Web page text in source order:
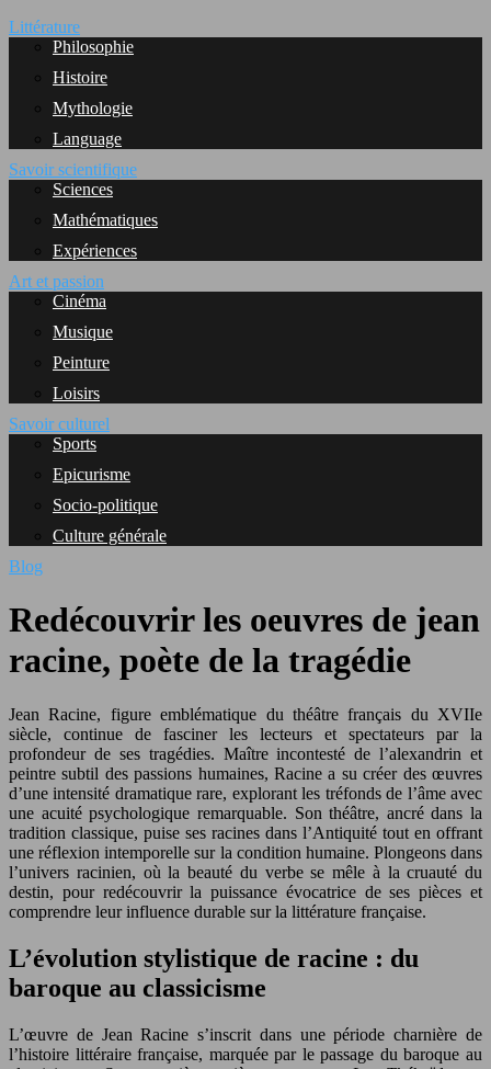
Littérature
Philosophie
Histoire
Mythologie
Language
Savoir scientifique
Sciences
Mathématiques
Expériences
Art et passion
Cinéma
Musique
Peinture
Loisirs
Savoir culturel
Sports
Epicurisme
Socio-politique
Culture générale
Blog
Redécouvrir les oeuvres de jean
racine, poète de la tragédie
Jean Racine, figure emblématique du théâtre français du XVIIe
siècle, continue de fasciner les lecteurs et spectateurs par la
profondeur de ses tragédies. Maître incontesté de l’alexandrin et
peintre subtil des passions humaines, Racine a su créer des œuvres
d’une intensité dramatique rare, explorant les tréfonds de l’âme avec
une acuité psychologique remarquable. Son théâtre, ancré dans la
tradition classique, puise ses racines dans l’Antiquité tout en offrant
une réflexion intemporelle sur la condition humaine. Plongeons dans
l’univers racinien, où la beauté du verbe se mêle à la cruauté du
destin, pour redécouvrir la puissance évocatrice de ses pièces et
comprendre leur influence durable sur la littérature française.
L’évolution stylistique de racine : du
baroque au classicisme
L’œuvre de Jean Racine s’inscrit dans une période charnière de
l’histoire littéraire française, marquée par le passage du baroque au